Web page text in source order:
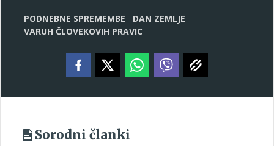
PODNEBNE SPREMEMBE
DAN ZEMLJE
VARUH ČLOVEKOVIH PRAVIC
Sorodni članki